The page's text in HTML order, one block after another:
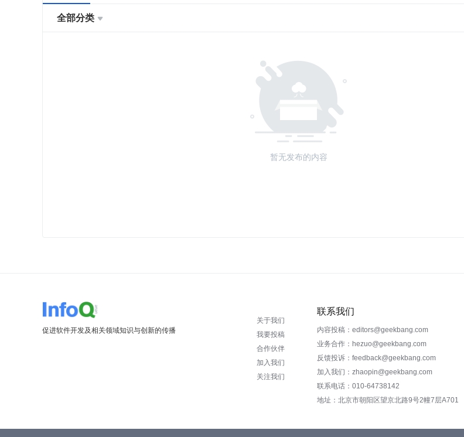
全部分类 
暂无发布的内容
促进软件开发及相关领域知识与创新的传播
关于我们
我要投稿
合作伙伴
加入我们
关注我们
联系我们
内容投稿：editors@geekbang.com
业务合作：hezuo@geekbang.com
反馈投诉：feedback@geekbang.com
加入我们：zhaopin@geekbang.com
联系电话：010-64738142
地址：北京市朝阳区望京北路9号2幢7层A701